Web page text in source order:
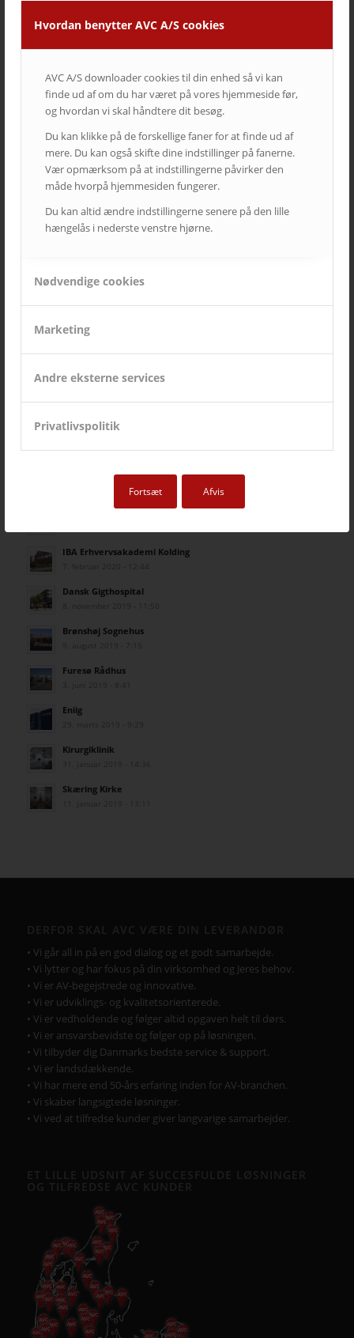
Hvordan benytter AVC A/S cookies
AVC A/S downloader cookies til din enhed så vi kan
finde ud af om du har været på vores hjemmeside før,
og hvordan vi skal håndtere dit besøg.
Du kan klikke på de forskellige faner for at finde ud af
mere. Du kan også skifte dine indstillinger på fanerne.
Vær opmærksom på at indstillingerne påvirker den
måde hvorpå hjemmesiden fungerer.
Du kan altid ændre indstillingerne senere på den lille
hængelås i nederste venstre hjørne.
Nødvendige cookies
Marketing
Andre eksterne services
Privatlivspolitik
Fortsæt Afvis
27. november 2025 - 14:43
Vega
21. december 2023 - 9:52
DFDS
28. februar 2023 - 14:48
Falkonergårdens Gymnasium
31. august 2022 - 13:31
Gelato di Natura
13. juni 2022 - 9:38
PlanBørnefonden
Pharmakon
29. april 2022 - 13:08
27. januar 2022 - 11:05
OK a.m.b.a.
KolleKolle
Grundfos Museum – The Factory
28. januar 2021 - 15:22
Gladsaxe Gymnasium
IBA Erhvervsakademi Kolding
Dansk Gigthospital
Brønshøj Sognehus
Furesø Rådhus
Eniig
Kirurgiklinik
Skæring Kirke
• Vi går all in på en god dialog og et godt samarbejde.
• Vi lytter og har fokus på din virksomhed og Jeres behov.
• Vi er AV-begejstrede og innovative.
• Vi er udviklings- og kvalitetsorienterede.
• Vi er vedholdende og følger altid opgaven helt til dørs.
• Vi er ansvarsbevidste og følger op på løsningen.
• Vi tilbyder dig Danmarks bedste service & support.
• Vi er landsdækkende.
• Vi har mere end 50-års erfaring inden for AV-branchen.
• Vi skaber langsigtede løsninger.
• Vi ved at tilfredse kunder giver langvarige samarbejder.